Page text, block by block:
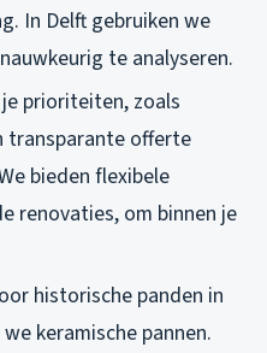
In Delft gebruiken we
te analyseren.
je prioriteiten, zoals
transparante offerte
bieden flexibele
renovaties, om binnen je
historische panden in
keramische pannen.